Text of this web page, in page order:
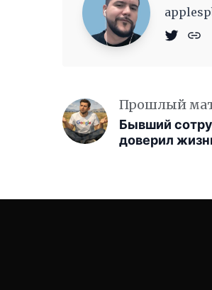
Прошлый
Бывший
доверил